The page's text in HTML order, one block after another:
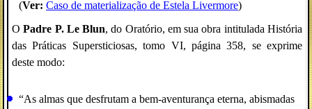
(Ver: Caso de materialização de Estela Livermore)
OPadre P. Le Blun, do Oratório, em sua obra intitulada História
das Práticas Supersticiosas, tomo VI, página 358, se exprime
deste modo:
“As almas que desfrutam a bem-aventurança eterna, abismadas